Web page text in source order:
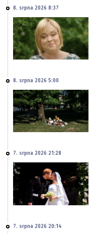
8. srpna 2026 8:37
8. srpna 2026 5:00
7. srpna 2026 21:28
7. srpna 2026 20:14